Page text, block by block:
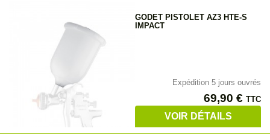
GODET PISTOLET AZ3 HTE-S
IMPACT
Expédition 5 jours ouvrés
Prix
69,90 € TTC
VOIR DÉTAILS